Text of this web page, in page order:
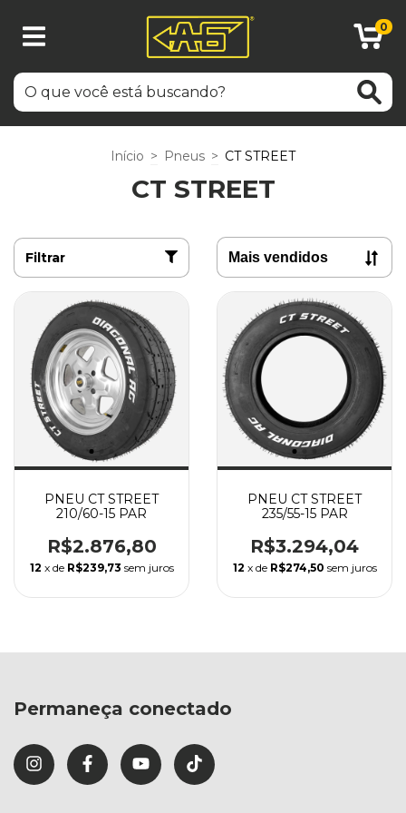
0
Início > Pneus > CT STREET
CT STREET
Filtrar
PNEU CT STREET
210/60-15 PAR
R$2.876,80
12 x de R$239,73 sem juros
PNEU CT STREET
235/55-15 PAR
R$3.294,04
12 x de R$274,50 sem juros
Permaneça conectado